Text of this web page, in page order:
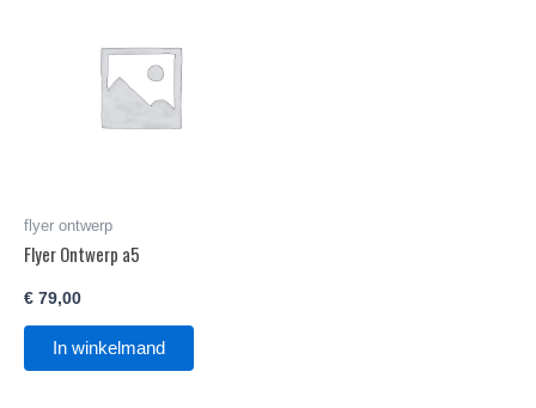
flyer ontwerp
Flyer Ontwerp a5
€ 79,00
In winkelmand